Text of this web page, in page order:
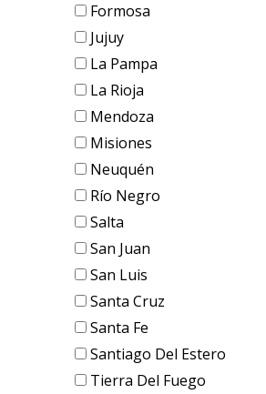
Formosa
Jujuy
La Pampa
La Rioja
Mendoza
Misiones
Neuquén
Río Negro
Salta
San Juan
San Luis
Santa Cruz
Santa Fe
Santiago Del Estero
Tierra Del Fuego